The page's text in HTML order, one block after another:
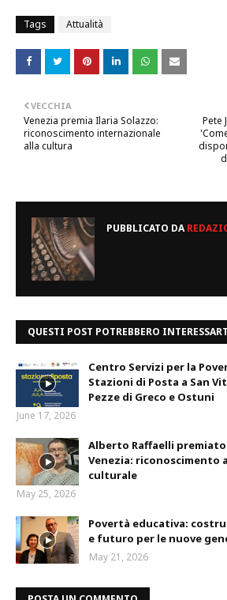
Tags Attualità
Pete
VECCHIA
Venezia premia Ilaria Solazzo:
riconoscimento internazionale
alla cultura
PUBBLICATO DA
QUESTI POST POTREBBERO
Centro Servizi per la
Stazioni di Posta a San
Pezze di Greco e Ostuni
June 17, 2026
Alberto Raffaelli
Venezia: riconoscimento
culturale
May 25, 2026
Povertà educativa:
e futuro per le nuove
May 21, 2026